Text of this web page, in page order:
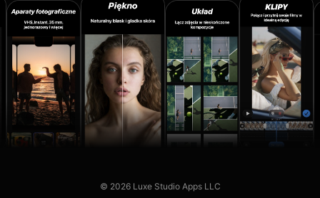
© 2026 Luxe Studio Apps LLC